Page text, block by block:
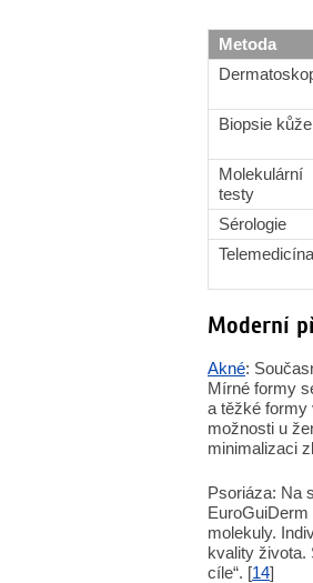
Metoda
Biopsie kůže
Molekulární
testy
Sérologie
Telemedicína
Moderní
Akné:
Mírné formy
a těžké formy
možnosti u
minimalizaci
Psoriáza: Na
molekuly.
kvality života.
cíle“. [14]